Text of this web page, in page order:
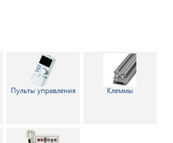
Пульты управления Клеммы